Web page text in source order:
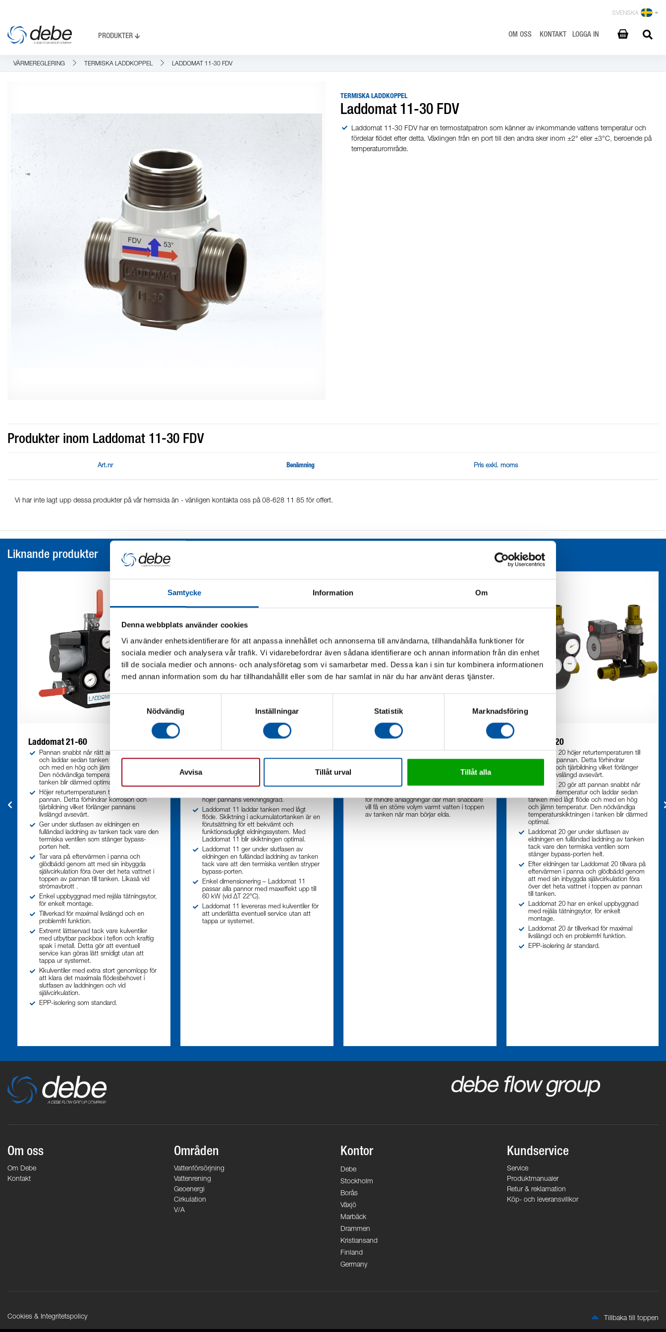
Samtycke Information Om
Denna webbplats använder cookies
Vi använder enhetsidentifierare för att anpassa innehållet och annonserna till användarna, tillhandahålla funktioner för
sociala medier och analysera vår trafik. Vi vidarebefordrar även sådana identifierare och annan information från din enhet
till de sociala medier och annons- och analysföretag som vi samarbetar med. Dessa kan i sin tur kombinera informationen
med annan information som du har tillhandahållit eller som de har samlat in när du har använt deras tjänster.
Samtyckesval
Nödvändig
Inställningar Statistik Marknadsföring
Avvisa Tillåt urval Tillåt alla
SVENSKA
PRODUKTER OM OSS KONTAKT LOGGA IN
VÄRMEREGLERING TERMISKA LADDKOPPEL LADDOMAT 11-30 FDV
TERMISKA LADDKOPPEL
Laddomat 11-30 FDV
Laddomat 11-30 FDV har en termostatpatron som känner av inkommande vattens temperatur och
fördelar flödet efter detta. Växlingen från en port till den andra sker inom ±2° eller ±3°C, beroende på
temperaturområde.
Produkter inom Laddomat 11-30 FDV
Art.nr Benämning Pris exkl. moms
Vi har inte lagt upp dessa produkter på vår hemsida än - vänligen kontakta oss på 08-628 11 85 för offert.
Liknande produkter
Laddomat 21-60
Pannan snabbt når rätt arbetstemperatur
och laddar sedan tanken med lågt flöde
och med en hög och jämn temperatur.
Den nödvändiga temperaturskiktningen i
tanken blir därmed optimal.
Höjer returtemperaturen till botten av
pannan. Detta förhindrar korrosion och
tjärbildning vilket förlänger pannans
livslängd avsevärt.
Ger under slutfasen av eldningen en
fulländad laddning av tanken tack vare den
termiska ventilen som stänger bypass-
porten helt.
Tar vara på eftervärmen i panna och
glödbädd genom att med sin inbyggda
självcirkulation föra över det heta vattnet i
toppen av pannan till tanken. Likaså vid
strömavbrott .
Enkel uppbyggnad med rejäla tätningsytor,
för enkelt montage.
Tillverkad för maximal livslängd och en
problemfri funktion.
Extremt lättservad tack vare kulventiler
med utbytbar packbox i teflon och kraftig
spak i metall. Detta gör att eventuell
service kan göras lätt smidigt utan att
tappa ur systemet.
Kkulventiler med extra stort genomlopp för
att klara det maximala flödesbehovet i
slutfasen av laddningen och vid
självcirkulation.
EPP-isolering som standard.
botten av pannan. Detta förhindrar
pannans livslängd avsevärt.
Laddomat 11 gör att pannan snabbt
höjer pannans verkningsgrad.
Laddomat 11 laddar tanken med lågt
flöde. Skiktning i ackumulatortanken är en
förutsättning för ett bekvämt och
funktionsdugligt eldningssystem. Med
Laddomat 11 blir skiktningen optimal.
Laddomat 11 ger under slutfasen av
eldningen en fulländad laddning av tanken
tack vare att den termiska ventilen stryper
bypass-porten.
Enkel dimensionering – Laddomat 11
passar alla pannor med maxeffekt upp till
60 kW (vid ΔT 22°C).
Laddomat 11 levereras med kulventiler för
att underlätta eventuell service utan att
tappa ur systemet.
Laddomat 11-30-ventiler och möjliggör en
snabbare laddning under uppstarten
genom att använda det varmare vattnet
för mindre anläggningar där man snabbare
vill få en större volym varmt vatten i toppen
av tanken när man börjar elda.
Laddomat 20
Laddomat 20 höjer returtemperaturen till
botten av pannan. Detta förhindrar
korrosion och tjärbildning vilket förlänger
pannans livslängd avsevärt.
Laddomat 20 gör att pannan snabbt når
rätt arbetstemperatur och laddar sedan
tanken med lågt flöde och med en hög
och jämn temperatur. Den nödvändiga
temperaturskiktningen i tanken blir därmed
optimal.
Laddomat 20 ger under slutfasen av
eldningen en fulländad laddning av tanken
tack vare den termiska ventilen som
stänger bypass-porten helt.
Efter eldningen tar Laddomat 20 tillvara på
eftervärmen i panna och glödbädd genom
att med sin inbyggda självcirkulation föra
över det heta vattnet i toppen av pannan
till tanken.
Laddomat 20 har en enkel uppbyggnad
med rejäla tätningsytor, för enkelt
montage.
Laddomat 20 är tillverkad för maximal
livslängd och en problemfri funktion.
EPP-isolering är standard.
Om oss
Om Debe
Kontakt
Områden
Vattenförsörjning
Vattenrening
Geoenergi
Cirkulation
V/A
Kontor
Debe
Stockholm
Borås
Växjö
Marbäck
Drammen
Kristiansand
Finland
Germany
Kundservice
Service
Produktmanualer
Retur & reklamation
Köp- och leveransvillkor
Cookies & Integritetspolicy Tillbaka till toppen